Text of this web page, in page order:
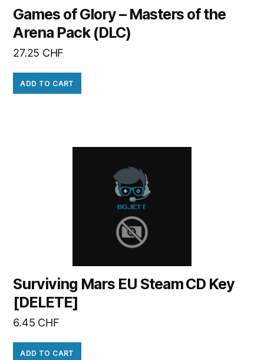
Games of Glory – Masters of the
Arena Pack (DLC)
27.25 CHF
ADD TO CART
Surviving Mars EU Steam CD Key
[DELETE]
6.45 CHF
ADD TO CART